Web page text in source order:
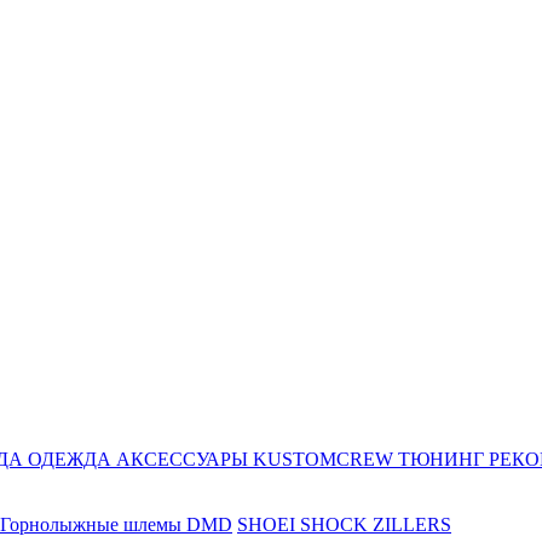
ОДЕЖДА АКСЕССУАРЫ KUSTOMCREW ТЮНИНГ
Горнолыжные шлемы DMD SHOEI SHOCK ZILLERS